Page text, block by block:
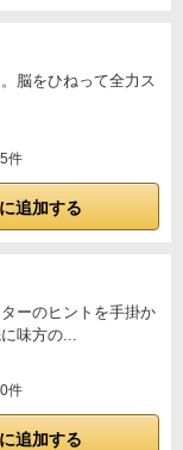
脳をひねって全力ス
件
追加する
ーのヒントを手掛か
味方の...
件
追加する